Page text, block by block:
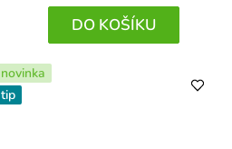
DO KOŠÍKU
novinka
tip